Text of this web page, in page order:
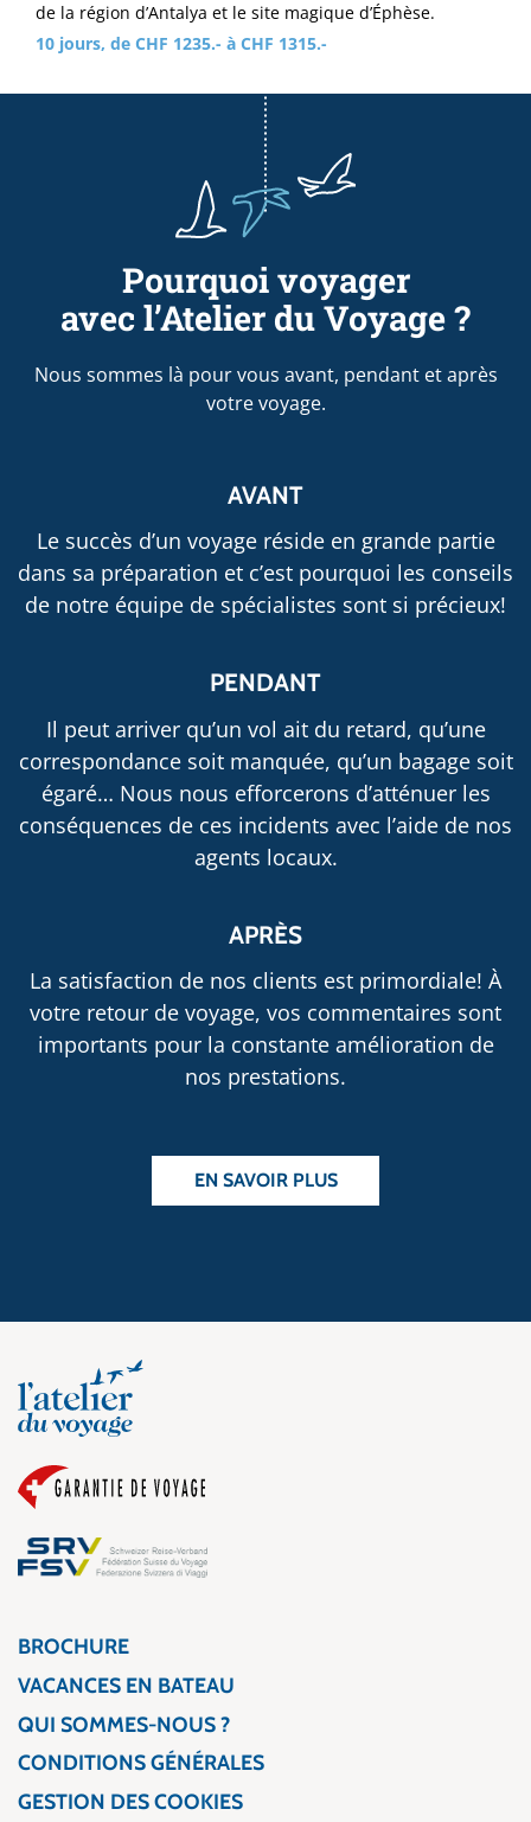
de la région d’Antalya et le site magique d’Éphèse.
10 jours, de CHF 1235.- à CHF 1315.-
Pourquoi voyager
avec l’Atelier du Voyage ?
Nous sommes là pour vous avant, pendant et après
votre voyage.
AVANT
Le succès d’un voyage réside en grande partie
dans sa préparation et c’est pourquoi les conseils
de notre équipe de spécialistes sont si précieux!
PENDANT
Il peut arriver qu’un vol ait du retard, qu’une
correspondance soit manquée, qu’un bagage soit
égaré… Nous nous efforcerons d’atténuer les
conséquences de ces incidents avec l’aide de nos
agents locaux.
APRÈS
La satisfaction de nos clients est primordiale! À
votre retour de voyage, vos commentaires sont
importants pour la constante amélioration de
nos prestations.
EN SAVOIR PLUS
BROCHURE
VACANCES EN BATEAU
QUI SOMMES-NOUS ?
CONDITIONS GÉNÉRALES
GESTION DES COOKIES